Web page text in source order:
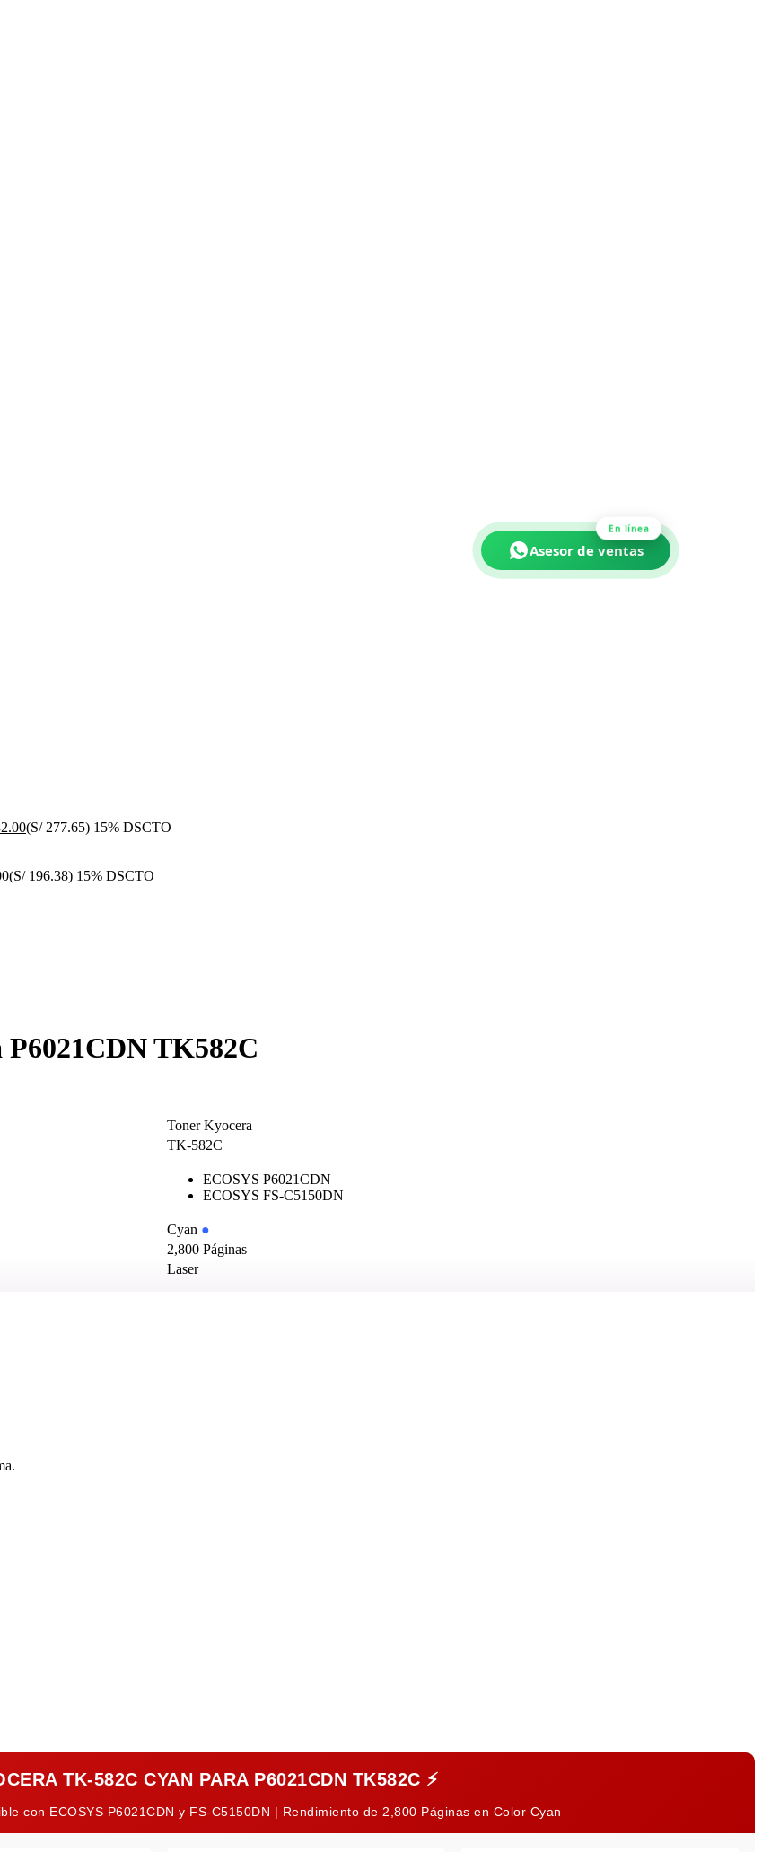
En línea
Asesor de ventas
(S/ 277.65) 15% DSCTO
(S/ 196.38) 15% DSCTO
TK582C
Toner Kyocera
TK-582C
ECOSYS P6021CDN
ECOSYS FS-C5150DN
Cyan ●
2,800 Páginas
Laser
TK-582C CYAN PARA P6021CDN TK582C ⚡
con ECOSYS P6021CDN y FS-C5150DN | Rendimiento de 2,800 Páginas en Color Cyan